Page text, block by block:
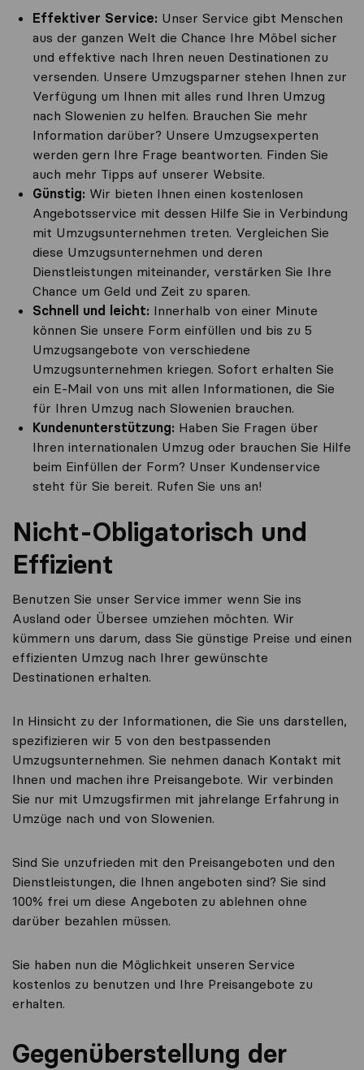
Effektiver Service: Unser Service gibt Menschen
aus der ganzen Welt die Chance Ihre Möbel sicher
und effektive nach Ihren neuen Destinationen zu
versenden. Unsere Umzugsparner stehen Ihnen zur
Verfügung um Ihnen mit alles rund Ihren Umzug
nach Slowenien zu helfen. Brauchen Sie mehr
Information darüber? Unsere Umzugsexperten
werden gern Ihre Frage beantworten. Finden Sie
auch mehr Tipps auf unserer Website.
Günstig: Wir bieten Ihnen einen kostenlosen
Angebotsservice mit dessen Hilfe Sie in Verbindung
mit Umzugsunternehmen treten. Vergleichen Sie
diese Umzugsunternehmen und deren
Dienstleistungen miteinander, verstärken Sie Ihre
Chance um Geld und Zeit zu sparen.
Schnell und leicht: Innerhalb von einer Minute
können Sie unsere Form einfüllen und bis zu 5
Umzugsangebote von verschiedene
Umzugsunternehmen kriegen. Sofort erhalten Sie
ein E-Mail von uns mit allen Informationen, die Sie
für Ihren Umzug nach Slowenien brauchen.
Kundenunterstützung: Haben Sie Fragen über
Ihren internationalen Umzug oder brauchen Sie Hilfe
beim Einfüllen der Form? Unser Kundenservice
steht für Sie bereit. Rufen Sie uns an!
Nicht-Obligatorisch und
Effizient
Benutzen Sie unser Service immer wenn Sie ins
Ausland oder Übersee umziehen möchten. Wir
kümmern uns darum, dass Sie günstige Preise und einen
effizienten Umzug nach Ihrer gewünschte
Destinationen erhalten.
In Hinsicht zu der Informationen, die Sie uns darstellen,
spezifizieren wir 5 von den bestpassenden
Umzugsunternehmen. Sie nehmen danach Kontakt mit
Ihnen und machen ihre Preisangebote. Wir verbinden
Sie nur mit Umzugsfirmen mit jahrelange Erfahrung in
Umzüge nach und von Slowenien.
Sind Sie unzufrieden mit den Preisangeboten und den
Dienstleistungen, die Ihnen angeboten sind? Sie sind
100% frei um diese Angeboten zu ablehnen ohne
darüber bezahlen müssen.
Sie haben nun die Möglichkeit unseren Service
kostenlos zu benutzen und Ihre Preisangebote zu
erhalten.
Gegenüberstellung der